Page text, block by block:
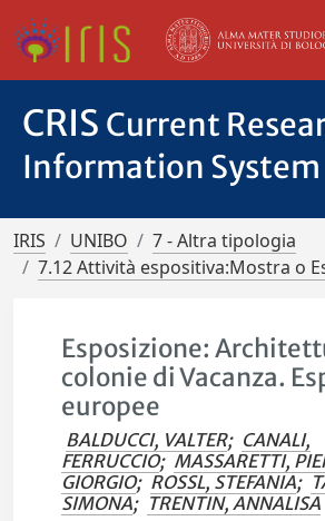
CRIS Current
Information System
IRIS UNIBO
7 - Altra tipologia
7.12 Attività espositiva:Mostra o
Esposizione:
colonie di Vacanza.
europee
BALDUCCI, VALTER; CANALI,
FERRUCCIO; MASSARETTI,
GIORGIO; ROSSL, STEFANIA;
SIMONA; TRENTIN, ANNALISA